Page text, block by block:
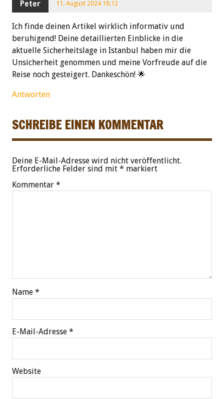
Peter 11. August 2024 18:12
Ich finde deinen Artikel wirklich informativ und
beruhigend! Deine detaillierten Einblicke in die
aktuelle Sicherheitslage in Istanbul haben mir die
Unsicherheit genommen und meine Vorfreude auf die
Reise noch gesteigert. Dankeschön! 🌟
Antworten
SCHREIBE EINEN KOMMENTAR
Deine E-Mail-Adresse wird nicht veröffentlicht.
Erforderliche Felder sind mit * markiert
Kommentar *
Name *
E-Mail-Adresse *
Website